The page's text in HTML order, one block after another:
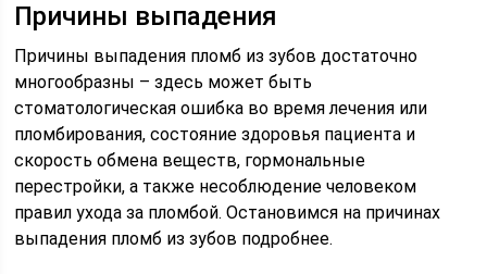
Причины выпадения
Причины выпадения пломб из зубов достаточно
многообразны – здесь может быть
стоматологическая ошибка во время лечения или
пломбирования, состояние здоровья пациента и
скорость обмена веществ, гормональные
перестройки, а также несоблюдение человеком
правил ухода за пломбой. Остановимся на причинах
выпадения пломб из зубов подробнее.